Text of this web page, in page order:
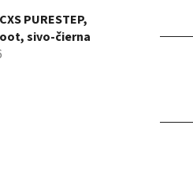
PURESTEP,
sivo-čierna